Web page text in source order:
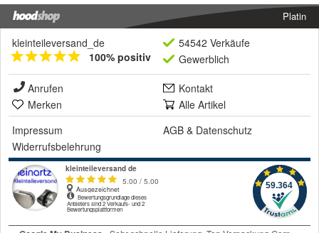
Platin
kleinteileversand_de
100% positiv
54542 Verkäufe
Gewerblich
Anrufen
Kontakt
Merken
Alle Artikel
Impressum
AGB & Datenschutz
Widerrufsbelehrung